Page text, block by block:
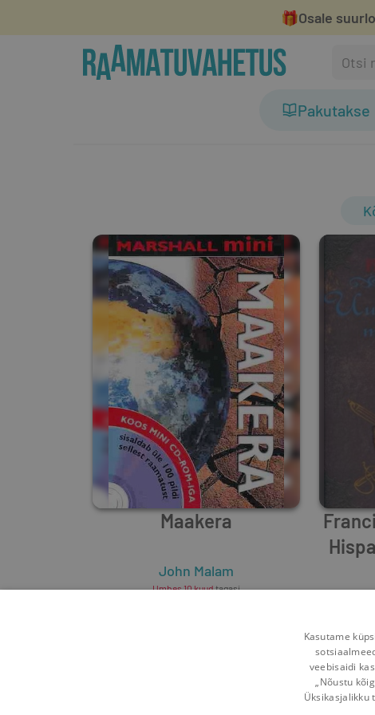
🎁Osale
Pakutakse
Maakera
John Malam
Umbes 10 kuudtagasi
Kasutame
veebisaidi
„Nõustu
Üksikasjalikku